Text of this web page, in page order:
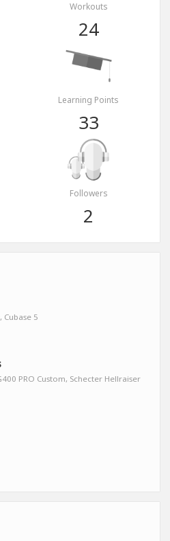
Workouts
24
Learning Points
33
Followers
2
Cubase 5
PRO Custom, Schecter Hellraiser